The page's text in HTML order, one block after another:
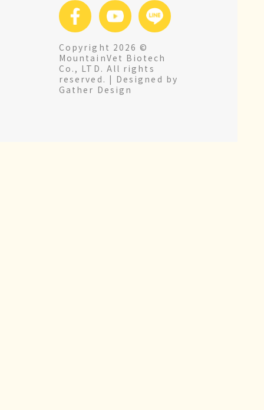
Copyright 2026 ©
MountainVet Biotech
Co., LTD. All rights
reserved. | Designed by
Gather Design